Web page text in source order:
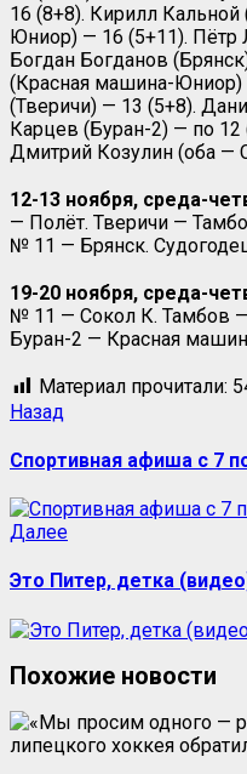
16 (8+8). Кирилл
Юниор) — 16 (5+11). Пётр
Богдан Богданов
(Красная машина-
(Тверичи) — 13 (5+8).
Карцев (Буран-2) — по
Дмитрий Козулин (оба —
12-13 ноября, среда-
— Полёт. Тверичи —
№ 11 — Брянск.
19-20 ноября, среда-
№ 11 — Сокол К. Тамбов
Буран-2 — Красная
Материал прочитали:
Назад
Спортивная афиша с 7
Далее
Это Питер, детка
Похожие новости